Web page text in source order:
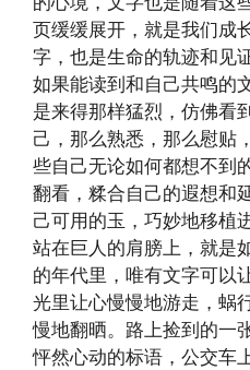
页缓缓展开，就是我们成
字，也是生命的轨迹和见
如果能读到和自己共鸣的
是来得那样猛烈，仿佛看
己，那么熟悉，那么慰贴
些自己无论如何都想不到
翻看，糅合自己的遐想和
己可用的玉，巧妙地移植
站在巨人的肩膀上，就是
的年代里，唯有文字可以
光里让心慢慢地游走，蜗
慢地翻晒。路上捡到的一
怦然心动的标语，公交车